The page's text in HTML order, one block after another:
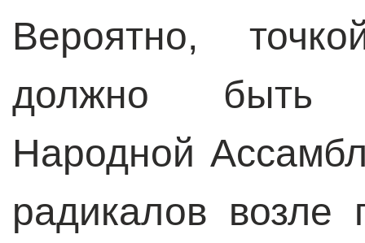
Вероятно,
должно быть
Народной
радикалов возле